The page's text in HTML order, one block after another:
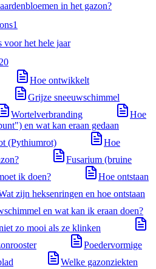
in het gazon?
1
voor het hele jaar
20
Hoe ontwikkelt
Grijze sneeuwschimmel
Wortelverbranding
Hoe
en wat kan eraan gedaan
(Pythiumrot)
Hoe
Fusarium (bruine
ik doen?
Hoe ontstaan
zijn heksenringen en hoe ontstaan
en wat kan ik eraan doen?
zo mooi als ze klinken
Poedervormige
Welke gazonziekten